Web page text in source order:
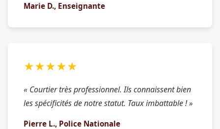
Marie D., Enseignante
★★★★★
« Courtier très professionnel. Ils connaissent bien
les spécificités de notre statut. Taux imbattable ! »
Pierre L., Police Nationale